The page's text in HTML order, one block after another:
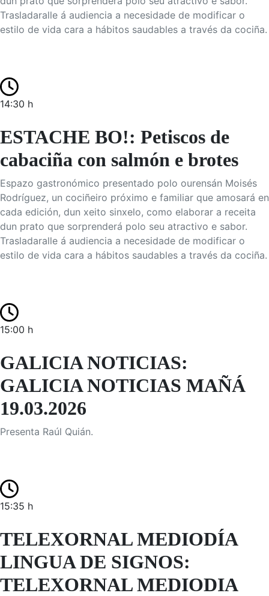
Trasladaralle á audiencia a necesidade de modificar o
estilo de vida cara a hábitos saudables a través da cociña.
14:30 h
ESTACHE BO!: Petiscos de
cabaciña con salmón e brotes
Espazo gastronómico presentado polo ourensán Moisés
Rodríguez, un cociñeiro próximo e familiar que amosará en
cada edición, dun xeito sinxelo, como elaborar a receita
dun prato que sorprenderá polo seu atractivo e sabor.
Trasladaralle á audiencia a necesidade de modificar o
estilo de vida cara a hábitos saudables a través da cociña.
15:00 h
GALICIA NOTICIAS:
GALICIA NOTICIAS MAÑÁ
19.03.2026
Presenta Raúl Quián.
15:35 h
TELEXORNAL MEDIODÍA
LINGUA DE SIGNOS:
TELEXORNAL MEDIODIA